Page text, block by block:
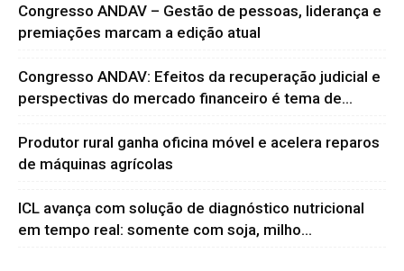
Congresso ANDAV – Gestão de pessoas, liderança e
premiações marcam a edição atual
Congresso ANDAV: Efeitos da recuperação judicial e
perspectivas do mercado financeiro é tema de...
Produtor rural ganha oficina móvel e acelera reparos
de máquinas agrícolas
ICL avança com solução de diagnóstico nutricional
em tempo real: somente com soja, milho...